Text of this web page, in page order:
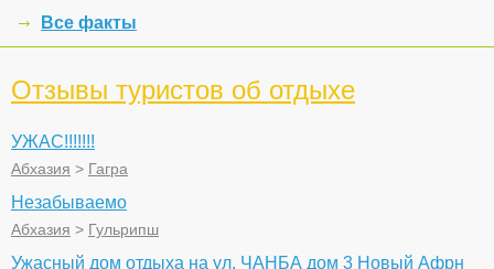
Все факты
Отзывы туристов об отдыхе
УЖАС!!!!!!!
Абхазия > Гагра
Незабываемо
Абхазия > Гульрипш
Ужасный дом отдыха на ул. ЧАНБА дом 3 Новый Афрн